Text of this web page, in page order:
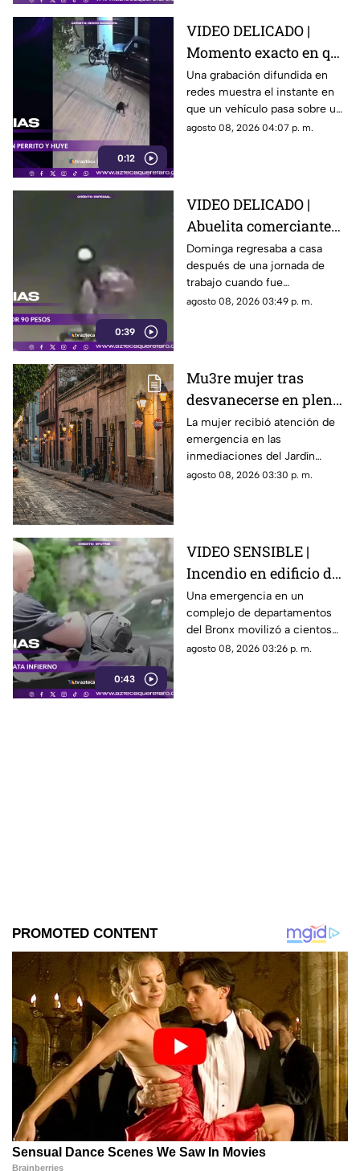
0:12
VIDEO DELICADO |
Momento exacto en que
camioneta atropella a
un perro y conductor
escapa
Una grabación difundida en
redes muestra el instante en
que un vehículo pasa sobre un
perro y continúa su camino sin
agosto 08, 2026 04:07 p. m.
0:39
VIDEO DELICADO |
Abuelita comerciante
es as3sin4da en Puebla
por 90 pesos
Dominga regresaba a casa
después de una jornada de
trabajo cuando fue
interceptada por un hombre
agosto 08, 2026 03:49 p. m.
Mu3re mujer tras
desvanecerse en plena
vía pública en el Centro
Histórico de Querétaro
La mujer recibió atención de
emergencia en las
inmediaciones del Jardín
Corregidora, pero los
agosto 08, 2026 03:30 p. m.
0:43
VIDEO SENSIBLE |
Incendio en edificio de
Nueva York deja un
mu3rto y 14 heridos
Una emergencia en un
complejo de departamentos
del Bronx movilizó a cientos
de bomberos y dejó víctimas
agosto 08, 2026 03:26 p. m.